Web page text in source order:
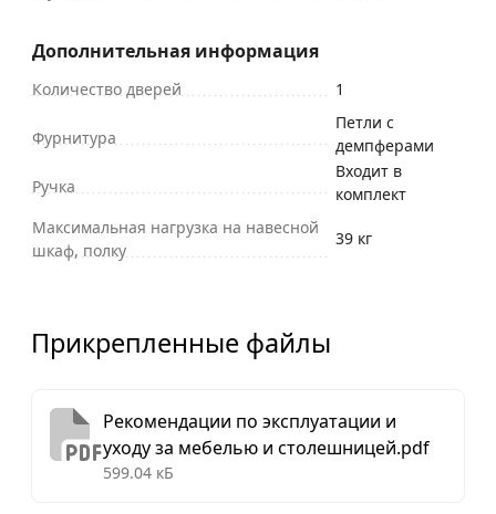
Дополнительная информация
Количество дверей 1
Фурнитура
Петли с
демпферами
Ручка
Входит в
комплект
Максимальная нагрузка на навесной
шкаф, полку
39 кг
Прикрепленные файлы
Рекомендации по эксплуатации и
уходу за мебелью и столешницей.pdf
599.04 кБ